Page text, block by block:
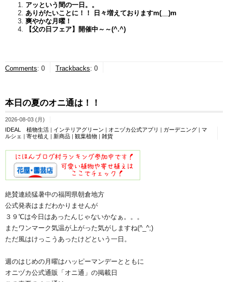
アッという間の一日。。
ありがたいことに！！ 日々増えておりますm(__)m
爽やかな月曜！
【父の日フェア】開催中～～(^.^)
Comments: 0 Trackbacks: 0
本日の夏のオニ通は！！
2026-08-03 (月)
IDEAL 植物生活 | インテリアグリーン | オニヅカ公式アプリ | ガーデニング | マ
ルシェ | 寄せ植え | 新商品 | 観葉植物 | 雑貨
絶賛連続猛暑中の福岡県朝倉地方
公式発表はまだわかりませんが
３９℃は今日はあったんじゃないかなぁ。。。
またワンマーク気温が上がった気がしますね(^_^;)
ただ風はけっこうあったけどという一日。
週のはじめの月曜はハッピーマンデーとともに
オニヅカ公式通販「オニ通」の掲載日